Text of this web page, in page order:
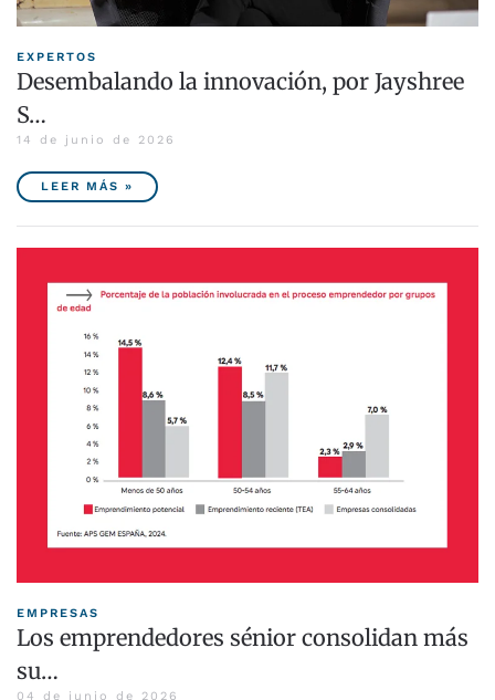
EXPERTOS
Desembalando la innovación, por Jayshree
S…
14 de junio de 2026
LEER MÁS »
EMPRESAS
Los emprendedores sénior consolidan más
su…
04 de junio de 2026